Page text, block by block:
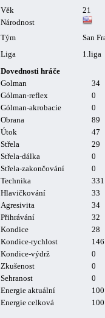
Věk 21
Národnost
Tým
San
Liga
1.liga
Dovednosti hráče
Golman
34
Gólman-reflex
0
Gólman-akrobacie
0
Obrana
89
Útok
47
Střela
29
Střela-dálka
0
Střela-zakončování
0
Technika
331
Hlavičkování
33
Agresivita
34
Přihrávání
32
Kondice
28
Kondice-rychlost
146
Kondice-výdrž
0
Zkušenost
0
Sehranost
0
Energie aktuální
100
Energie celková
100